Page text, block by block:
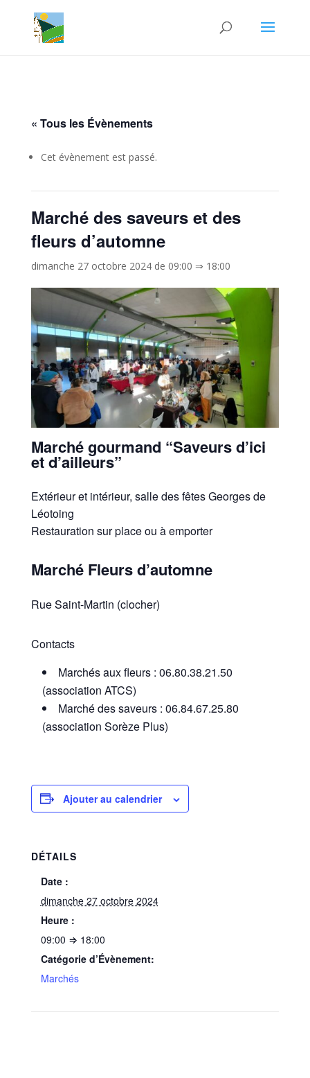
« Tous les Évènements
Cet évènement est passé.
Marché des saveurs et des
fleurs d’automne
dimanche 27 octobre 2024 de 09:00 ⇒ 18:00
Marché gourmand “Saveurs d’ici
et d’ailleurs”
Extérieur et intérieur, salle des fêtes Georges de
Léotoing
Restauration sur place ou à emporter
Marché Fleurs d’automne
Rue Saint-Martin (clocher)
Contacts
Marchés aux fleurs : 06.80.38.21.50
(association ATCS)
Marché des saveurs : 06.84.67.25.80
(association Sorèze Plus)
Ajouter au calendrier
DÉTAILS
Date :
dimanche 27 octobre 2024
Heure :
09:00 ⇒ 18:00
Catégorie d’Évènement:
Marchés